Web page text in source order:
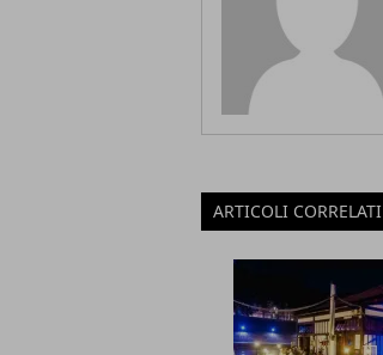
ARTICOLI CORRELATI